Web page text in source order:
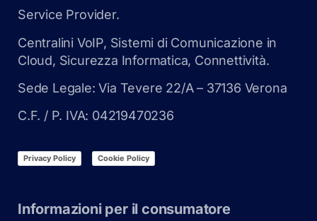
Service Provider.
Centralini VoIP, Sistemi di Comunicazione in
Cloud, Sicurezza Informatica, Connettività.
Sede Legale: Via Tevere 22/A – 37136 Verona
C.F. / P. IVA: 04219470236
Privacy Policy Cookie Policy
Informazioni per il consumatore